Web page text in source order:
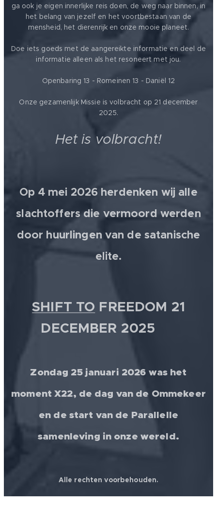
ga ook je eigen innerlijke reis doen, de weg naar binnen, in
het belang van jezelf en het voortbestaan van de
mensheid, het dierenrijk en onze mooie planeet.
Doe iets goeds met de aangereikte informatie en deel de
informatie alleen als het resoneert met jou.
Openbaring 13 - Romeinen 13 - Daniël 12
Onze gezamenlijk Missie is volbracht op 21 december
2025.
Het is volbracht!
Op 4 mei 2026 herdenken wij alle
slachtoffers die vermoord werden
door huurlingen van de satanische
elite.
SHIFT TO FREEDOM 21
DECEMBER 2025 💫
Zondag 25 januari 2026 was het
moment X22, de dag van de Ommekeer
en de start van de Parallelle
samenleving in onze wereld.
Alle rechten voorbehouden.